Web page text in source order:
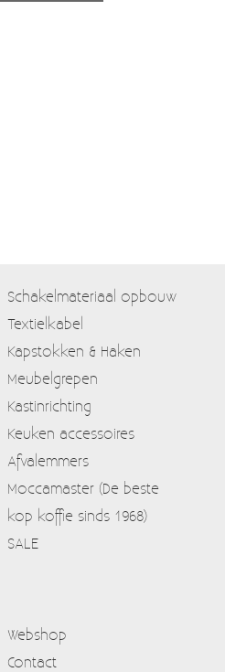
Schakelmateriaal opbouw
Textielkabel
Kapstokken & Haken
Meubelgrepen
Kastinrichting
Keuken accessoires
Afvalemmers
Moccamaster (De beste
kop koffie sinds 1968)
SALE
Webshop
Contact